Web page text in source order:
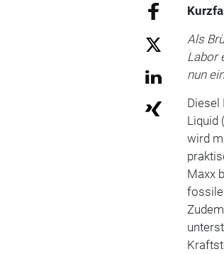
Als
Labor
nun
Diesel
Liquid
wird
Maxx